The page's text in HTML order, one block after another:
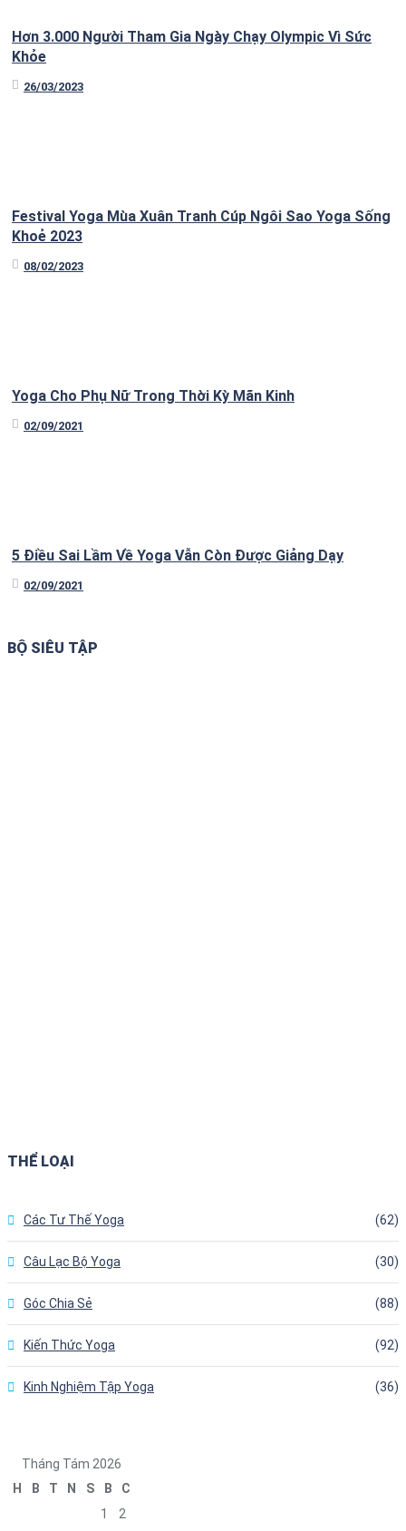
Hơn 3.000 Người Tham Gia Ngày Chạy Olympic Vì Sức
Khỏe
26/03/2023
Festival Yoga Mùa Xuân Tranh Cúp Ngôi Sao Yoga Sống
Khoẻ 2023
08/02/2023
Yoga Cho Phụ Nữ Trong Thời Kỳ Mãn Kinh
02/09/2021
5 Điều Sai Lầm Về Yoga Vẫn Còn Được Giảng Dạy
02/09/2021
BỘ SIÊU TẬP
THỂ LOẠI
Các Tư Thế Yoga 62
Câu Lạc Bộ Yoga 30
Góc Chia Sẻ 88
Kiến Thức Yoga 92
Kinh Nghiệm Tập Yoga 36
Tháng Tám 2026
H
B T N S B
C
1
2